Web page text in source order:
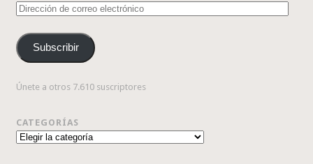
Dirección
correo
electrónico
Subscribir
Únete a otros 7.610 suscriptores
CATEGORÍAS
Categorías